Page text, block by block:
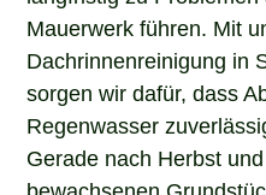
Mauerwerk führen. Mit
Dachrinnenreinigung in
sorgen wir dafür, dass
Regenwasser
Gerade nach Herbst
bewachsenen